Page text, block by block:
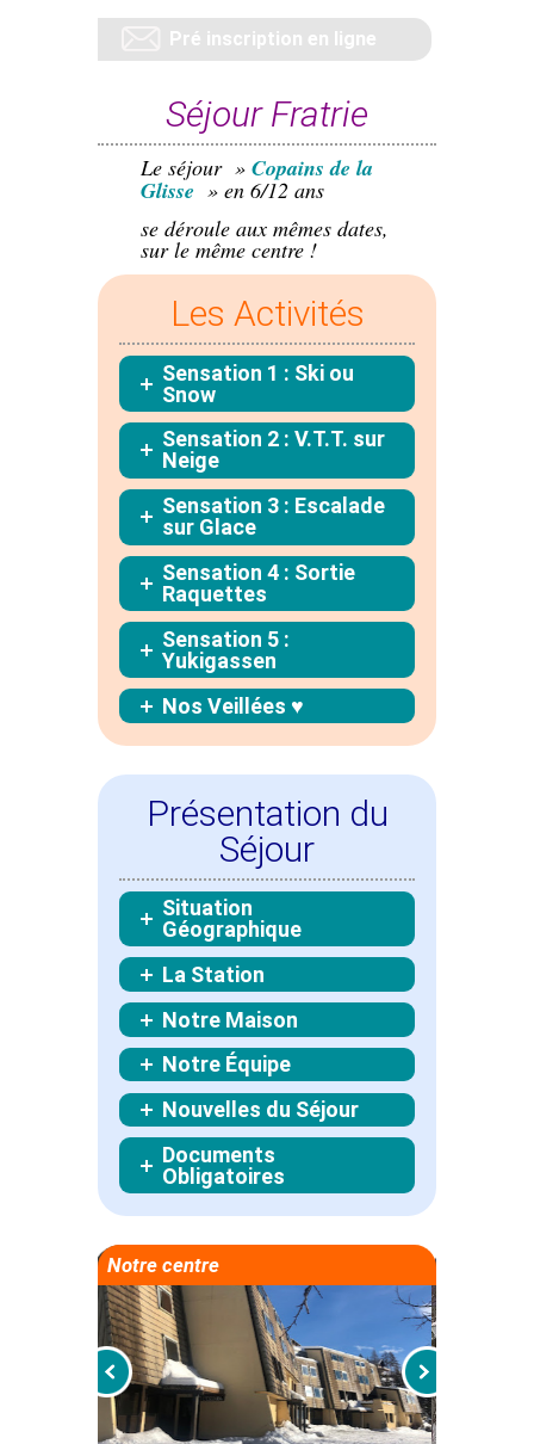
Pré inscription en ligne
Séjour Fratrie
Le séjour » Copains de la
Glisse » en 6/12 ans
se déroule aux mêmes dates,
sur le même centre !
Les Activités
Sensation 1 : Ski ou
Snow
Sensation 2 : V.T.T. sur
Neige
Sensation 3 : Escalade
sur Glace
Sensation 4 : Sortie
Raquettes
Sensation 5 :
Yukigassen
Nos Veillées ♥
Présentation du
Séjour
Situation
Géographique
La Station
Notre Maison
Notre Équipe
Nouvelles du Séjour
Documents
Obligatoires
Notre centre